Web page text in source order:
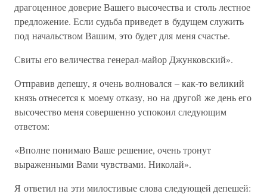
драгоценное доверие Вашего высочества и столь лестное
предложение. Если судьба приведет в будущем служить
под начальством Вашим, это будет для меня счастье.
Свиты его величества генерал-майор Джунковский».
Отправив депешу, я очень волновался – как-то великий
князь отнесется к моему отказу, но на другой же день его
высочество меня совершенно успокоил следующим
ответом:
«Вполне понимаю Ваше решение, очень тронут
выраженными Вами чувствами. Николай».
Я ответил на эти милостивые слова следующей депешей: